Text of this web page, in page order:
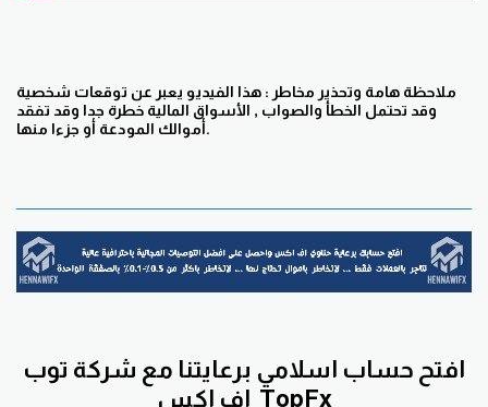
ملاحظة هامة وتحذير مخاطر : هذا الفيديو يعبر عن توقعات شخصية
وقد تحتمل الخطأ والصواب , الأسواق المالية خطرة جدا وقد تفقد
أموالك المودعة أو جزءا منها.
افتح حساب اسلامي برعايتنا مع شركة توب
اف اكس TopFx